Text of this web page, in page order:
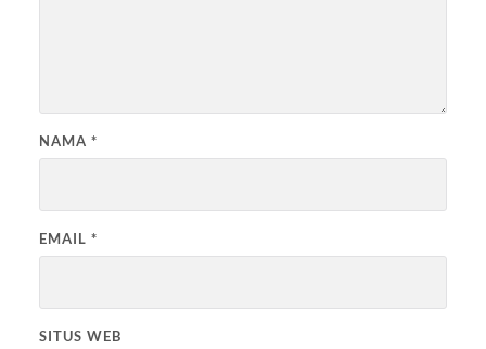
NAMA *
EMAIL *
SITUS WEB